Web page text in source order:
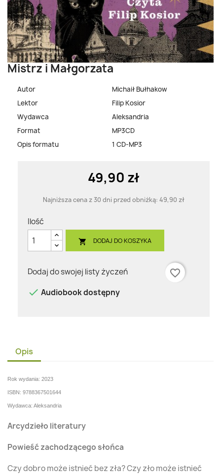
Mistrz i Małgorzata
Autor
Michaił Bułhakow
Lektor
Filip Kosior
Wydawca
Aleksandria
Format
MP3CD
Opis formatu
1 CD-MP3
49,90 zł
Najniższa cena z 30 dni przed obniżką: 49,90 zł
Ilość
 DODAJ DO KOSZYKA
Dodaj do swojej listy życzeń
favorite_border
 Audiobook dostępny
Opis
Rok wydania: 2023
ISBN: 9788367501644
Wydawca: Aleksandria
Arcydzieło literatury
Powieść zachodzącego słońca
Czy dobro może istnieć bez zła? Czy zło może istnieć